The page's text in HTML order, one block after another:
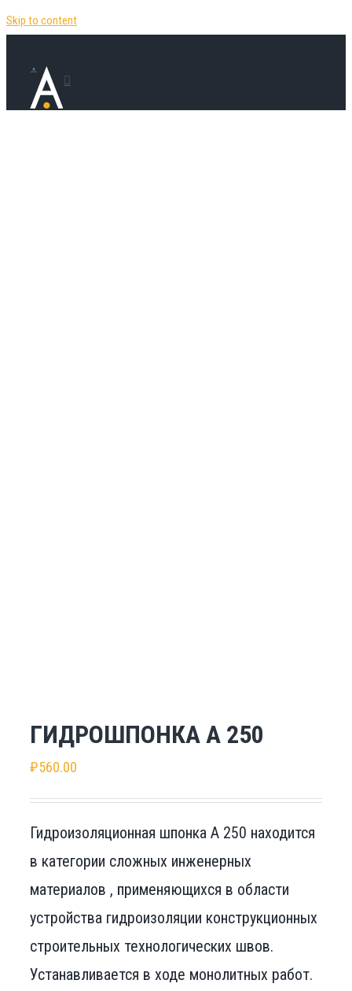
Skip to content
ГИДРОШПОНКА А 250
₽560.00
Гидроизоляционная шпонка А 250 находится
в категории сложных инженерных
материалов , применяющихся в области
устройства гидроизоляции конструкционных
строительных технологических швов.
Устанавливается в ходе монолитных работ.